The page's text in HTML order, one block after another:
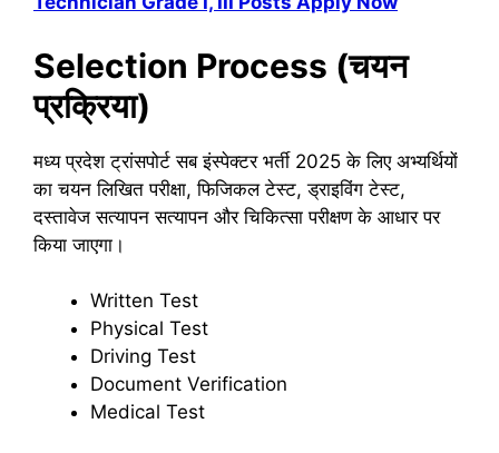
Selection Process (चयन
प्रक्रिया)
मध्य प्रदेश ट्रांसपोर्ट सब इंस्पेक्टर भर्ती 2025 के लिए अभ्यर्थियों
का चयन लिखित परीक्षा, फिजिकल टेस्ट, ड्राइविंग टेस्ट,
दस्तावेज सत्यापन सत्यापन और चिकित्सा परीक्षण के आधार पर
किया जाएगा।
Written Test
Physical Test
Driving Test
Document Verification
Medical Test